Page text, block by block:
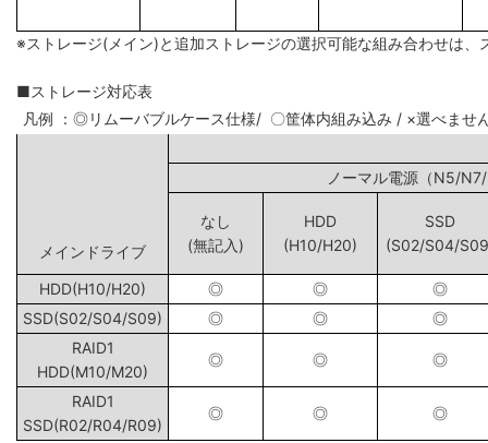
※ストレージ(メイン)と追加ストレージの選択可能な組み合わせは、
■ストレージ対応表
凡例 ：◎リムーバブルケース仕様/ 〇筐体内組み込み / ×選べませ
メインドライブ
ノーマル電源（
なし
(無記入)
HDD
(H10/H20)
SSD
(S02/S04/
HDD(H10/H20) ◎ ◎
◎
SSD(S02/S04/S09)
◎ ◎
◎
RAID1
HDD(M10/M20)
◎ ◎ ◎
RAID1
SSD(R02/R04/R09)
◎ ◎ ◎